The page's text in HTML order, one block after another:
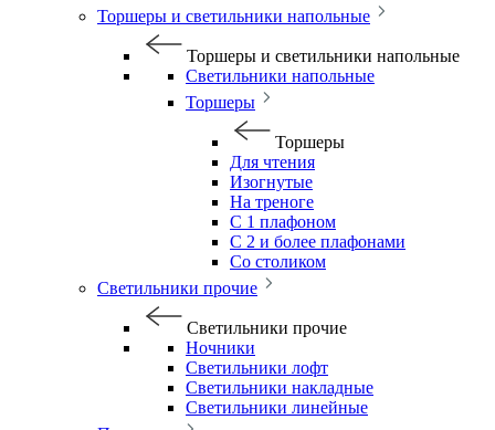
Торшеры и светильники напольные
Торшеры и светильники напольные
Светильники напольные
Торшеры
Торшеры
Для чтения
Изогнутые
На треноге
С 1 плафоном
С 2 и более плафонами
Со столиком
Светильники прочие
Светильники прочие
Ночники
Светильники лофт
Светильники накладные
Светильники линейные